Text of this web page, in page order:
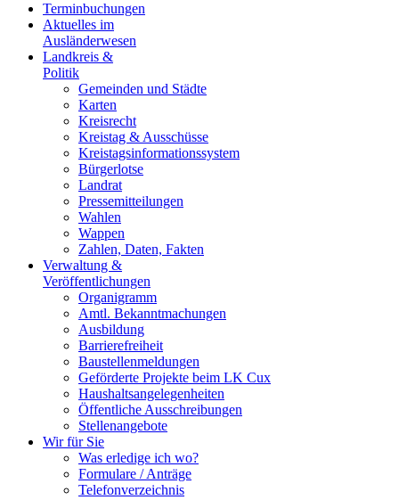
Terminbuchungen
Aktuelles im
Ausländerwesen
Landkreis &
Politik
Gemeinden und Städte
Karten
Kreisrecht
Kreistag & Ausschüsse
Kreistagsinformationssystem
Bürgerlotse
Landrat
Pressemitteilungen
Wahlen
Wappen
Zahlen, Daten, Fakten
Verwaltung &
Veröffentlichungen
Organigramm
Amtl. Bekanntmachungen
Ausbildung
Barrierefreiheit
Baustellenmeldungen
Geförderte Projekte beim LK Cux
Haushaltsangelegenheiten
Öffentliche Ausschreibungen
Stellenangebote
Wir für Sie
Was erledige ich wo?
Formulare / Anträge
Telefonverzeichnis